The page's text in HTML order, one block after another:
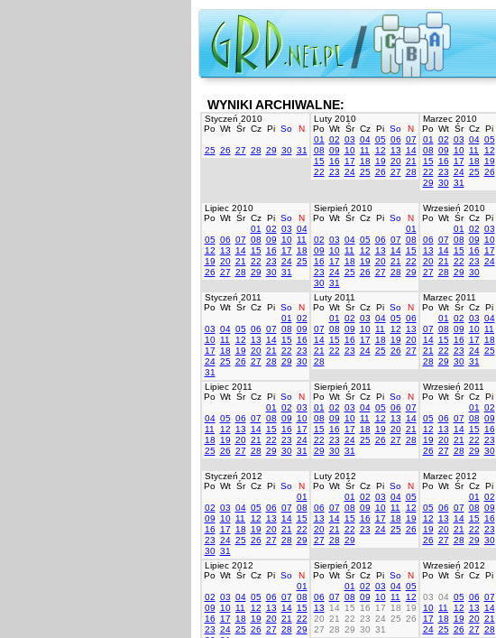
WYNIKI ARCHIWALNE:
Styczeń 2010
Po Wt Śr Cz Pi So N
25 26 27 28 29 30 31
Luty 2010
Po Wt Śr Cz Pi So
N
01
02 03 04 05 06 07
08 09 10 11 12 13
14
15 16 17 18 19 20 21
22 23 24 25 26 27 28
Marzec 2010
Po Wt Śr Cz Pi
01
02 03 04 05
08 09 10 11 12
15 16 17 18 19
22 23 24 25 26
29 30 31
Lipiec 2010
Po Wt Śr Cz Pi So
N
01
02 03 04
05 06 07 08 09 10 11
12
13 14 15 16 17
18
19 20 21 22 23 24 25
26 27 28 29 30 31
Sierpień 2010
Po Wt Śr Cz Pi So
N
01
02 03 04 05 06 07 08
09
10 11 12 13 14 15
16
17 18 19 20 21
22
23 24 25 26 27 28 29
30 31
Wrzesień 2010
Po Wt Śr Cz Pi
01
02 03
06 07 08 09 10
13
14 15 16 17
20 21 22 23 24
27 28 29 30
Styczeń 2011
Po Wt Śr Cz Pi So
N
01
02
03 04 05 06 07 08 09
10 11 12 13 14 15 16
17
18 19 20 21 22 23
24 25 26 27 28 29 30
31
Luty 2011
Po Wt Śr Cz Pi So
N
01
02 03 04 05 06
07 08 09 10 11 12
13
14 15 16 17 18 19 20
21
22 23 24 25 26 27
28
Marzec 2011
Po Wt Śr Cz Pi
01
02 03 04
07 08 09 10 11
14 15 16 17 18
21
22 23 24 25
28 29 30 31
Lipiec 2011
Po Wt Śr Cz Pi So
N
01
02 03
04 05 06 07 08 09
10
11
12 13 14 15 16
17
18
19 20 21 22 23 24
25 26 27 28 29 30 31
Sierpień 2011
Po Wt Śr Cz Pi So
N
01
02 03 04 05 06 07
08 09 10 11 12 13
14
15 16 17 18 19 20 21
22 23 24 25 26 27 28
29 30 31
Wrzesień 2011
Po Wt Śr Cz Pi
01
02
05 06 07 08 09
12
13 14 15 16
19 20 21 22 23
26 27 28 29 30
Styczeń 2012
Po Wt Śr Cz Pi So
N
01
02 03 04 05 06 07 08
09
10 11 12 13 14 15
16
17 18 19 20 21
22
23 24 25 26 27 28 29
30 31
Luty 2012
Po Wt Śr Cz Pi So
N
01
02 03 04 05
06 07 08 09 10 11
12
13
14 15 16 17 18
19
20 21 22 23 24 25 26
27 28 29
Marzec 2012
Po Wt Śr Cz Pi
01
02
05 06 07 08 09
12
13 14 15 16
19 20 21 22 23
26 27 28 29 30
Lipiec 2012
Po Wt Śr Cz Pi So
N
01
02 03 04 05 06 07 08
09
10 11 12 13 14 15
16
17 18 19 20 21
22
23 24 25 26 27 28 29
Sierpień 2012
Po Wt Śr Cz Pi So
N
01
02 03 04 05
06 07 08 09 10 11
12
13
14 15 16 17 18
19
20 21 22 23 24 25 26
27 28 29 30 31
Wrzesień 2012
Po Wt Śr Cz Pi
03 04 05 06 07
10 11 12 13 14
17
18 19 20 21
24 25 26 27 28